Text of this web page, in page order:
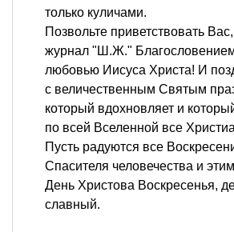
только куличами.
Позвольте приветствовать
журнал "Ш.Ж."
любовью Иисуса Христа! И
с величественным Святым
который вдохновляет и
по всей Вселенной все
Пусть радуются все
Спасителя человечества и
День Христова Воскресенья,
славный.